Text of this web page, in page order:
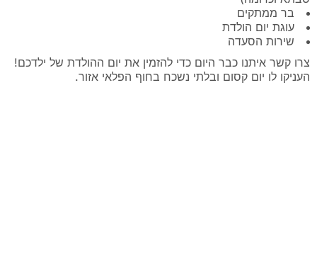
בר ממתקים
עוגת יום הולדת
שירות הסעדה
צרו קשר איתנו כבר היום כדי להזמין את יום ההולדת של ילדכם!
העניקו לו יום קסום ובלתי נשכח בחוף הפלאי אזור.